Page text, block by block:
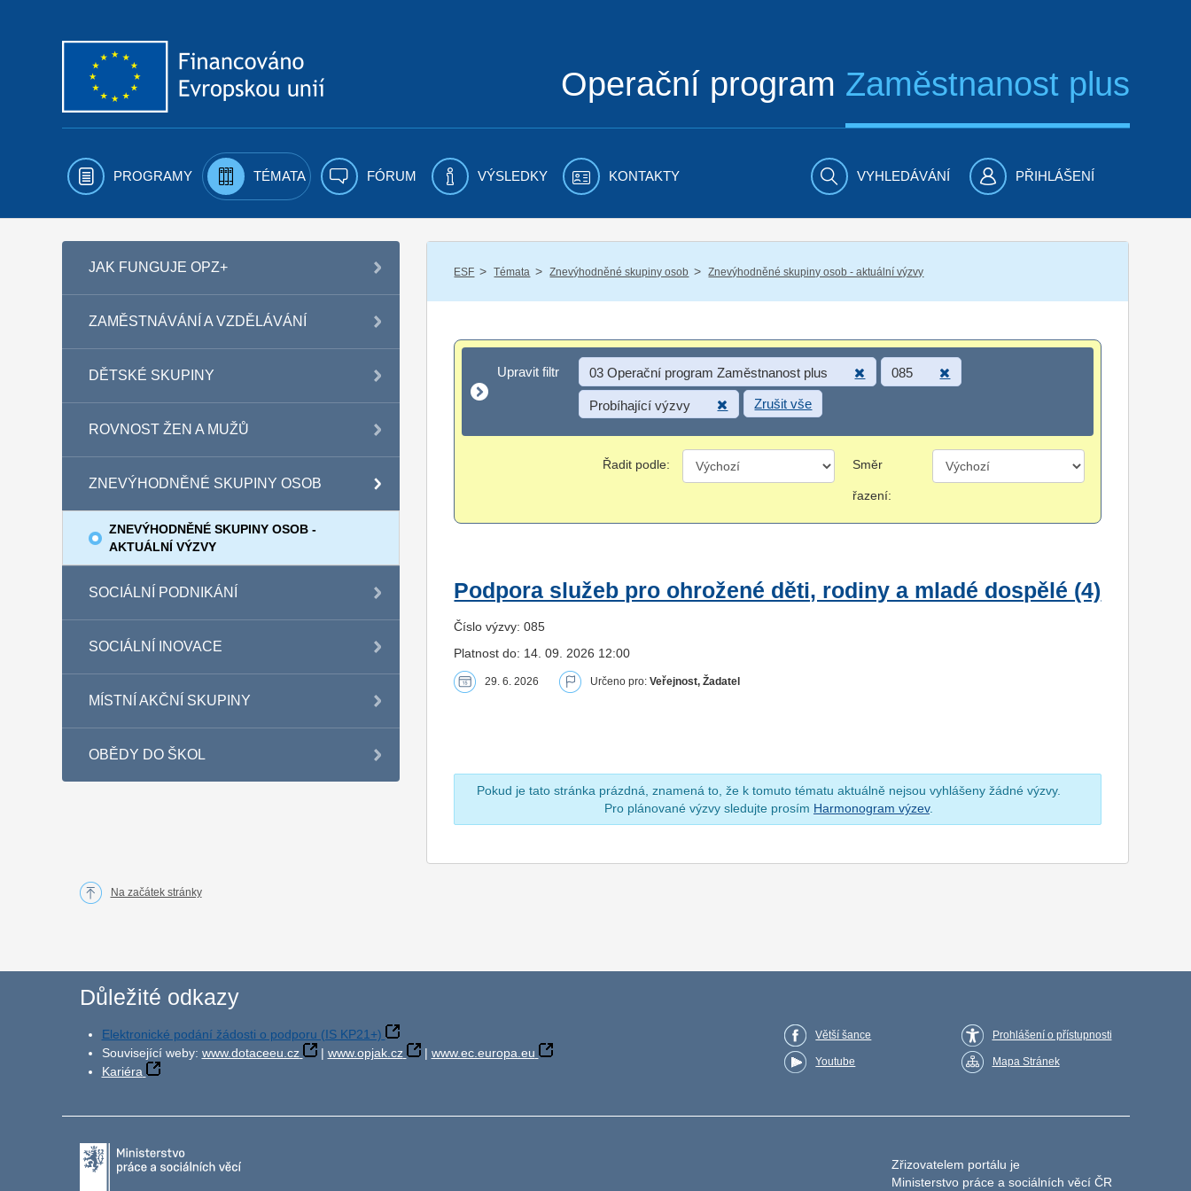
Operační program Zaměstnanost plus
PROGRAMY TÉMATA FÓRUM VÝSLEDKY KONTAKTY VYHLEDÁVÁNÍ PŘIHLÁŠENÍ
JAK FUNGUJE OPZ+
ZAMĚSTNÁVÁNÍ A VZDĚLÁVÁNÍ
DĚTSKÉ SKUPINY
ROVNOST ŽEN A MUŽŮ
ZNEVÝHODNĚNÉ SKUPINY OSOB
ZNEVÝHODNĚNÉ SKUPINY OSOB -
AKTUÁLNÍ VÝZVY
SOCIÁLNÍ PODNIKÁNÍ
SOCIÁLNÍ INOVACE
MÍSTNÍ AKČNÍ SKUPINY
OBĚDY DO ŠKOL
ESF / Témata / Znevýhodněné skupiny osob / Znevýhodněné skupiny osob - aktuální výzvy
Upravit filtr
Upravit filtr 03 Operační program Zaměstnanost plus 085
Probíhající výzvy Zrušit vše
Řadit podle: Směr
řazení:
Podpora služeb pro ohrožené děti, rodiny a mladé dospělé (4)
Číslo výzvy: 085
Platnost do: 14. 09. 2026 12:00
29. 6. 2026 Určeno pro:Veřejnost, Žadatel
Pokud je tato stránka prázdná, znamená to, že k tomuto tématu aktuálně nejsou vyhlášeny žádné výzvy.
Pro plánované výzvy sledujte prosím Harmonogram výzev.
Na začátek stránky
Důležité odkazy
Elektronické podání žádosti o podporu (IS KP21+)
Související weby: www.dotaceeu.cz | www.opjak.cz | www.ec.europa.eu
Kariéra
Větší šance
Youtube
Prohlášení o přístupnosti
Mapa Stránek
Zřizovatelem portálu je
Ministerstvo práce a sociálních věcí ČR